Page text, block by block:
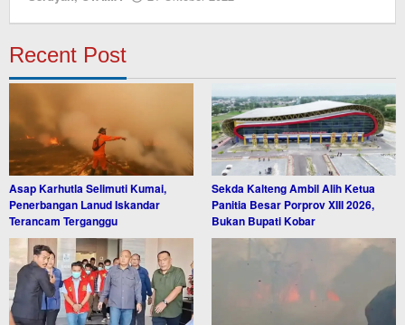
Recent Post
Asap Karhutla Selimuti Kumai,
Penerbangan Lanud Iskandar
Terancam Terganggu
Sekda Kalteng Ambil Alih Ketua
Panitia Besar Porprov XIII 2026,
Bukan Bupati Kobar